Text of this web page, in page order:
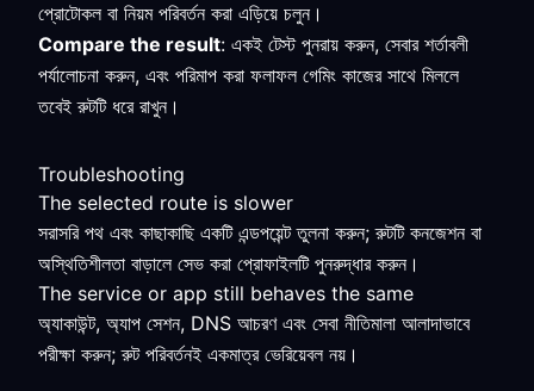
প্রোটোকল বা নিয়ম পরিবর্তন করা এড়িয়ে চলুন।
Compare the result: একই টেস্ট পুনরায় করুন, সেবার শর্তাবলী
পর্যালোচনা করুন, এবং পরিমাপ করা ফলাফল গেমিং কাজের সাথে মিললে
তবেই রুটটি ধরে রাখুন।
Troubleshooting
The selected route is slower
সরাসরি পথ এবং কাছাকাছি একটি এন্ডপয়েন্ট তুলনা করুন; রুটটি কনজেশন বা
অস্থিতিশীলতা বাড়ালে সেভ করা প্রোফাইলটি পুনরুদ্ধার করুন।
The service or app still behaves the same
অ্যাকাউন্ট, অ্যাপ সেশন, DNS আচরণ এবং সেবা নীতিমালা আলাদাভাবে
পরীক্ষা করুন; রুট পরিবর্তনই একমাত্র ভেরিয়েবল নয়।